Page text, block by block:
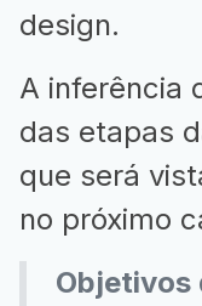
design.
A inferência
das etapas
que será
no próximo
Objetivos